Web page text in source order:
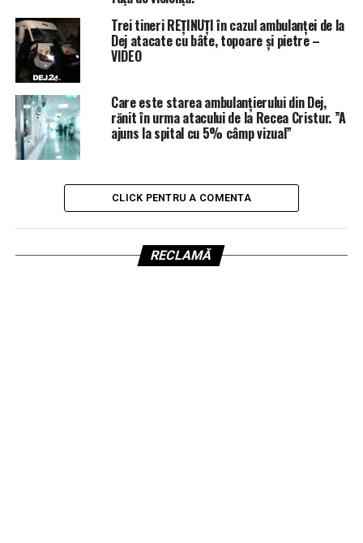
Trei tineri REȚINUȚI în cazul ambulanței de la
Dej atacate cu bâte, topoare și pietre –
VIDEO
Care este starea ambulanțierului din Dej,
rănit în urma atacului de la Recea Cristur. ”A
ajuns la spital cu 5% câmp vizual”
CLICK PENTRU A COMENTA
RECLAMĂ